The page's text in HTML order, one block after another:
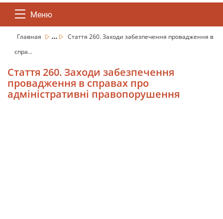
Меню
Главная ...
Стаття 260. Заходи забезпечення провадження в
спра...
Стаття 260. Заходи забезпечення
провадження в справах про
адміністративні правопорушення